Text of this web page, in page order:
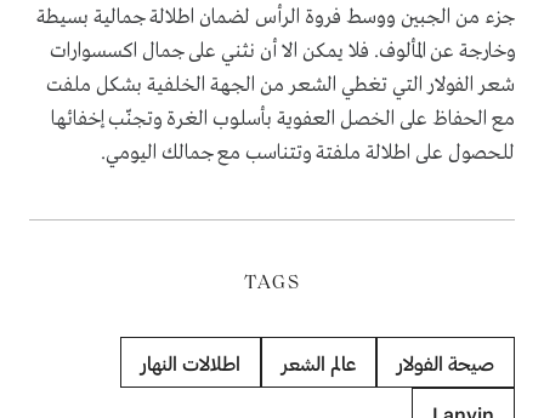
جزء من الجبين ووسط فروة الرأس لضمان اطلالة جمالية بسيطة
وخارجة عن المألوف. فلا يمكن الا أن نثني على جمال اكسسوارات
شعر الفولار التي تغطي الشعر من الجهة الخلفية بشكل ملفت
مع الحفاظ على الخصل العفوية بأسلوب الغرة وتجنّب إخفائها
للحصول على اطلالة ملفتة وتتناسب مع جمالك اليومي.
TAGS
صيحة الفولار عالم الشعر اطلالات النهار